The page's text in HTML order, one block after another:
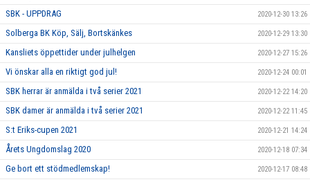
SBK - UPPDRAG 2020-12-30 13:26
Solberga BK Köp, Sälj, Bortskänkes 2020-12-29 13:30
Kansliets öppettider under julhelgen 2020-12-27 15:26
Vi önskar alla en riktigt god jul! 2020-12-24 00:01
SBK herrar är anmälda i två serier 2021 2020-12-22 14:20
SBK damer är anmälda i två serier 2021 2020-12-22 11:45
S:t Eriks-cupen 2021 2020-12-21 14:24
Årets Ungdomslag 2020 2020-12-18 07:34
Ge bort ett stödmedlemskap! 2020-12-17 08:48